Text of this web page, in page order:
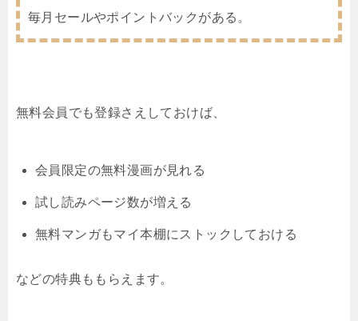
毎月セールやポイントバックがある。
無料会員でも登録さえしておけば、
会員限定の無料漫画が見れる
試し読みページ数が増える
無料マンガもマイ本棚にストックしておける
などの特典ももらえます。